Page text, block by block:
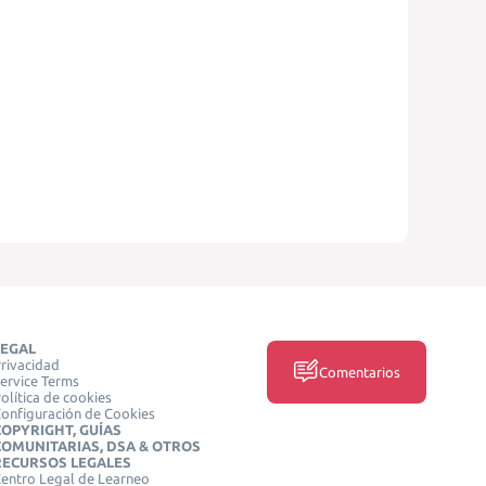
Terms
de cookies
de Cookies
GUÍAS
DSA & OTROS
LEGALES
Legal de Learneo
Comentarios